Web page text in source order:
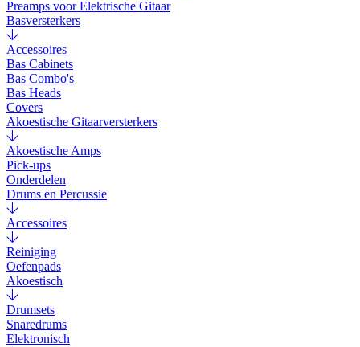
Preamps voor Elektrische Gitaar
Basversterkers
Accessoires
Bas Cabinets
Bas Combo's
Bas Heads
Covers
Akoestische Gitaarversterkers
Akoestische Amps
Pick-ups
Onderdelen
Drums en Percussie
Accessoires
Reiniging
Oefenpads
Akoestisch
Drumsets
Snaredrums
Elektronisch